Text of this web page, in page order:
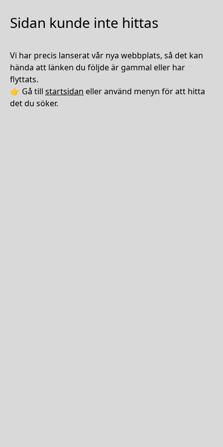
Sidan kunde inte hittas
Vi har precis lanserat vår nya webbplats, så det kan
hända att länken du följde är gammal eller har
flyttats.
👉 Gå till startsidan eller använd menyn för att hitta
det du söker.